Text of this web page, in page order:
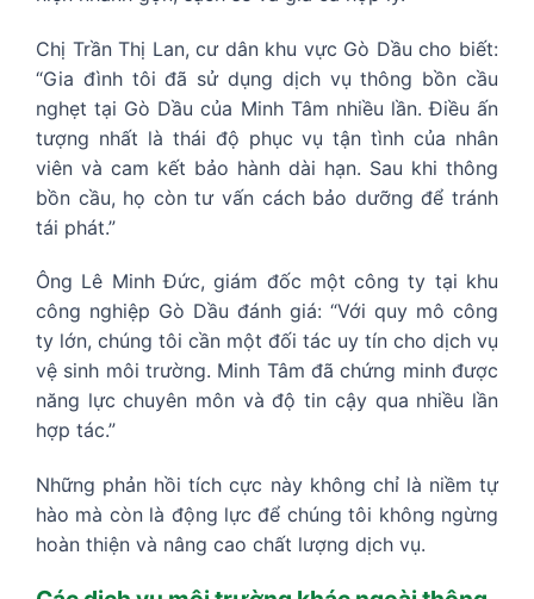
Chị Trần Thị Lan, cư dân khu vực Gò Dầu cho biết:
“Gia đình tôi đã sử dụng dịch vụ thông bồn cầu
nghẹt tại Gò Dầu của Minh Tâm nhiều lần. Điều ấn
tượng nhất là thái độ phục vụ tận tình của nhân
viên và cam kết bảo hành dài hạn. Sau khi thông
bồn cầu, họ còn tư vấn cách bảo dưỡng để tránh
tái phát.”
Ông Lê Minh Đức, giám đốc một công ty tại khu
công nghiệp Gò Dầu đánh giá: “Với quy mô công
ty lớn, chúng tôi cần một đối tác uy tín cho dịch vụ
vệ sinh môi trường. Minh Tâm đã chứng minh được
năng lực chuyên môn và độ tin cậy qua nhiều lần
hợp tác.”
Những phản hồi tích cực này không chỉ là niềm tự
hào mà còn là động lực để chúng tôi không ngừng
hoàn thiện và nâng cao chất lượng dịch vụ.